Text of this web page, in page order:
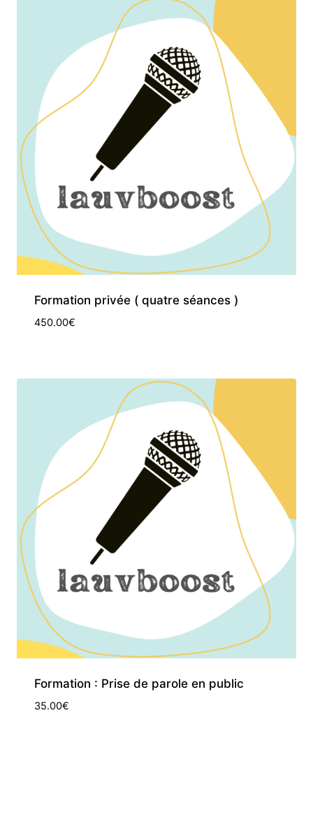
Formation privée ( quatre séances )
450.00€
Formation : Prise de parole en public
35.00€